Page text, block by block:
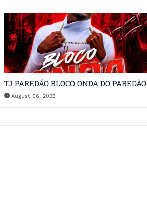
TJ PAREDÃO BLOCO ONDA DO PAREDÃO
August 06, 2026